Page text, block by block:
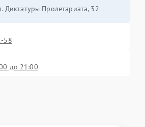
Диктатуры Пролетариата, 32
58
до 21:00